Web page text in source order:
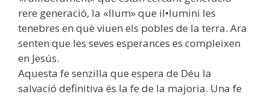
rere generació, la «llum» que il•lumini les
tenebres en què viuen els pobles de la terra. Ara
senten que les seves esperances es compleixen
en Jesús.
Aquesta fe senzilla que espera de Déu la
salvació definitiva és la fe de la majoria. Una fe